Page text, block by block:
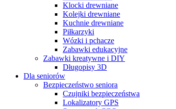
Klocki drewniane
Kolejki drewniane
Kuchnie drewniane
Piłkarzyki
Wózki i pchacze
Zabawki edukacyjne
Zabawki kreatywne i DIY
Długopisy 3D
Dla seniorów
Bezpieczeństwo seniora
Czujniki bezpieczeństwa
Lokalizatory GPS